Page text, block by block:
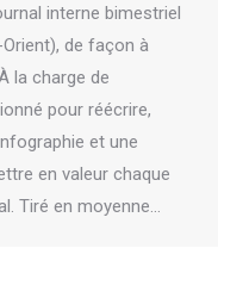
interne bimestriel
de façon à
la charge de
pour réécrire,
et une
en valeur chaque
Tiré en moyenne…